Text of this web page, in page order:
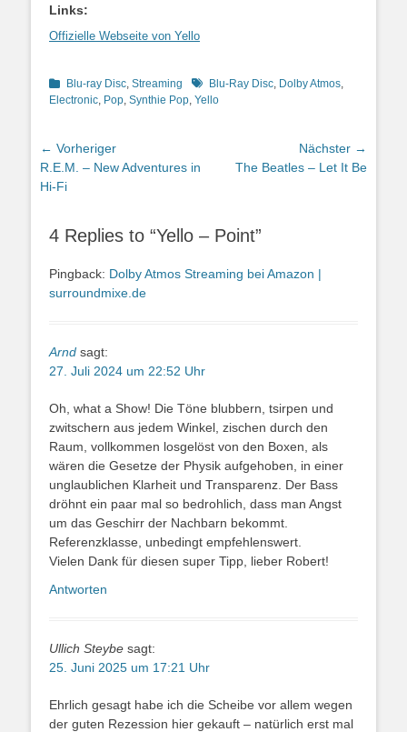
Links:
Offizielle Webseite von Yello
Kategorien
Blu-ray Disc, Streaming Schlagworte
Blu-Ray Disc, Dolby Atmos,
Electronic, Pop, Synthie Pop, Yello
Beitragsnavigation
← Vorheriger
Vorheriger
Beitrag:
R.E.M. – New Adventures in
Hi-Fi
Nächster →
NächsterThe Beatles – Let It Be
4 Replies to “Yello – Point”
Pingback: Dolby Atmos Streaming bei Amazon |
surroundmixe.de
Arnd sagt:
27. Juli 2024 um 22:52 Uhr
Oh, what a Show! Die Töne blubbern, tsirpen und
zwitschern aus jedem Winkel, zischen durch den
Raum, vollkommen losgelöst von den Boxen, als
wären die Gesetze der Physik aufgehoben, in einer
unglaublichen Klarheit und Transparenz. Der Bass
dröhnt ein paar mal so bedrohlich, dass man Angst
um das Geschirr der Nachbarn bekommt.
Referenzklasse, unbedingt empfehlenswert.
Vielen Dank für diesen super Tipp, lieber Robert!
Antworten
Ullich Steybe sagt:
25. Juni 2025 um 17:21 Uhr
Ehrlich gesagt habe ich die Scheibe vor allem wegen
der guten Rezession hier gekauft – natürlich erst mal